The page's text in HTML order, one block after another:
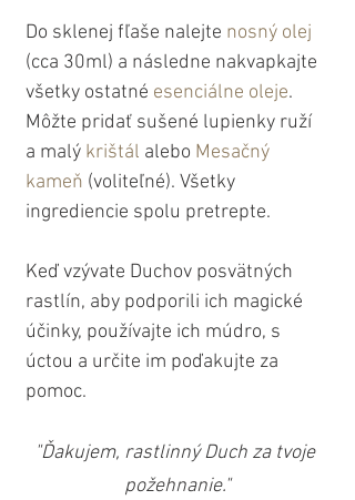
Do sklenej fľaše nalejte nosný olej
(cca 30ml) a následne nakvapkajte
všetky ostatné esenciálne oleje.
Môžte pridať sušené lupienky ruží
a malý krištál alebo Mesačný
kameň (voliteľné). Všetky
ingrediencie spolu pretrepte.
Keď vzývate Duchov posvätných
rastlín, aby podporili ich magické
účinky, používajte ich múdro, s
úctou a určite im poďakujte za
pomoc.
"Ďakujem, rastlinný Duch za tvoje
požehnanie."